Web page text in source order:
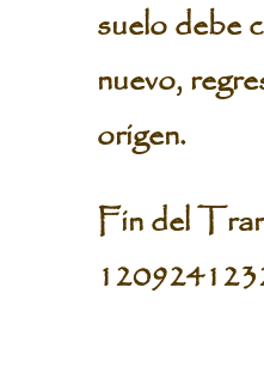
suelo debe
nuevo,
origen.
Fin del